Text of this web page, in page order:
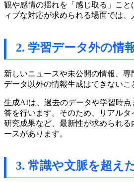
観や感情の揺れを「感じ取る」こ
ィブな対応が求められる場面では、
2. 学習データ外の情
新しいニュースや未公開の情報、
データ以外の情報生成はできないこ
生成AIは、過去のデータや学習時点
答を行います。そのため、リアル
研究成果など、最新性が求められ
ースがあります。
3. 常識や文脈を超え